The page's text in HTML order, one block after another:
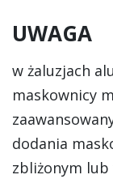
UWAGA
w żaluzjach
maskownicy
dodania
zbliżonym